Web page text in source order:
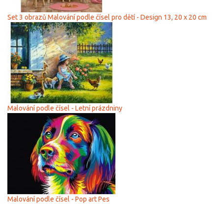
Set 3 obrazů Malování podle čísel pro dětí - Design 13, 20 x 20 cm
Malování podle čísel - Letní prázdniny
Malování podle čísel - Pop art Pes